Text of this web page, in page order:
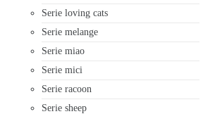
Serie loving cats
Serie melange
Serie miao
Serie mici
Serie racoon
Serie sheep